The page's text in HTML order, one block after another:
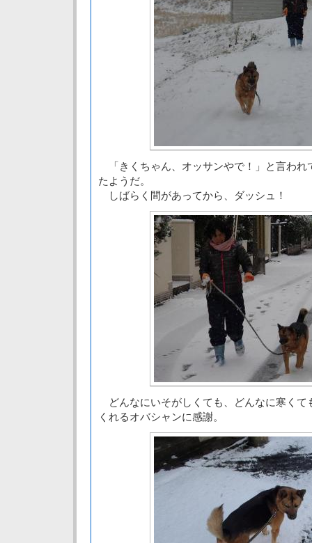
「きくちゃん、オッサンやで！」と言われ
たようだ。
しばらく間があってから、ダッシュ！
どんなにいそがしくても、どんなに寒くて
くれるオバシャンに感謝。